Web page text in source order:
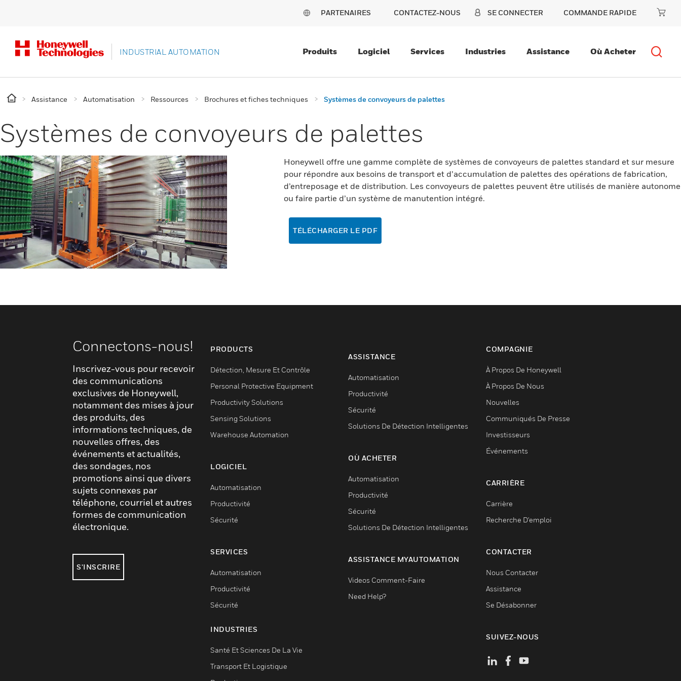
PARTENAIRES CONTACTEZ-NOUS SE CONNECTER COMMANDE RAPIDE
INDUSTRIAL AUTOMATION Produits Logiciel Services Industries Assistance Où Acheter
Assistance Automatisation Ressources Brochures et fiches techniques Systèmes de convoyeurs de palettes
Systèmes de convoyeurs de palettes
Honeywell offre une gamme complète de systèmes de convoyeurs de palettes standard et sur mesure
pour répondre aux besoins de transport et d’accumulation de palettes des opérations de fabrication,
d’entreposage et de distribution. Les convoyeurs de palettes peuvent être utilisés de manière autonome
ou faire partie d’un système de manutention intégré.
TÉLÉCHARGER LE PDF
Connectons-nous!
Inscrivez-vous pour recevoir
des communications
exclusives de Honeywell,
notamment des mises à jour
des produits, des
informations techniques, de
nouvelles offres, des
événements et actualités,
des sondages, nos
promotions ainsi que divers
sujets connexes par
téléphone, courriel et autres
formes de communication
électronique.
S'INSCRIRE
PRODUCTS
Détection, Mesure Et Contrôle
Personal Protective Equipment
Productivity Solutions
Sensing Solutions
Warehouse Automation
LOGICIEL
Automatisation
Productivité
Sécurité
SERVICES
Automatisation
Productivité
Sécurité
INDUSTRIES
Santé Et Sciences De La Vie
Transport Et Logistique
ASSISTANCE
Automatisation
Productivité
Sécurité
Solutions De Détection Intelligentes
OÙ ACHETER
Automatisation
Productivité
Sécurité
Solutions De Détection Intelligentes
ASSISTANCE MYAUTOMATION
Videos Comment-Faire
Need Help?
COMPAGNIE
À Propos De Honeywell
À Propos De Nous
Nouvelles
Communiqués De Presse
Investisseurs
Événements
CARRIÈRE
Carrière
Recherche D'emploi
CONTACTER
Nous Contacter
Assistance
Se Désabonner
SUIVEZ-NOUS